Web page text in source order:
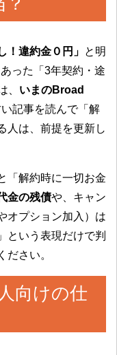
！違約金０円」 と明
った「3年契約・途
、 いまのBroad
い記事を読んで「解
人は、前提を更新し
「解約時に一切お金
金の残債や、キャン
オプション加入）は
という表現だけで判
ださい。
向けの仕